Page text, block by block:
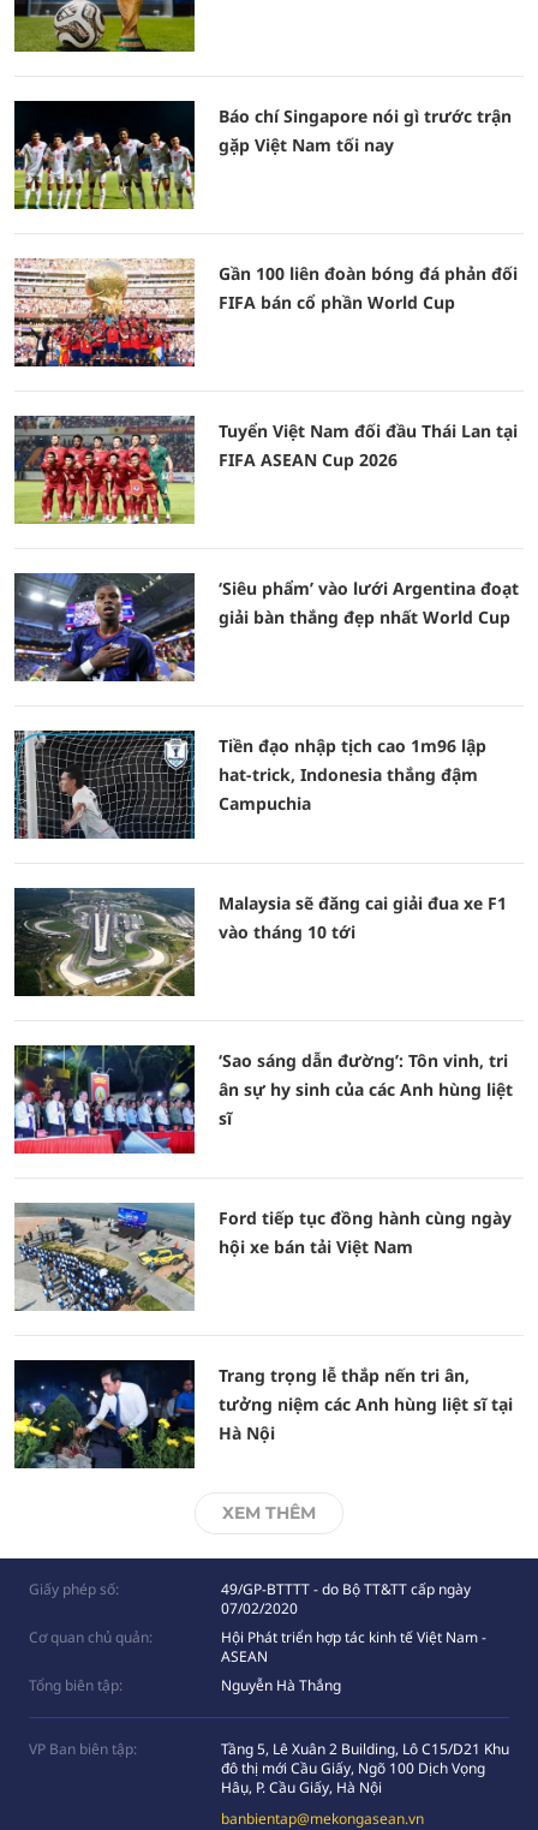
Báo chí Singapore nói gì trước trận
gặp Việt Nam tối nay
Gần 100 liên đoàn bóng đá phản đối
FIFA bán cổ phần World Cup
Tuyển Việt Nam đối đầu Thái Lan tại
FIFA ASEAN Cup 2026
‘Siêu phẩm’ vào lưới Argentina đoạt
giải bàn thắng đẹp nhất World Cup
Tiền đạo nhập tịch cao 1m96 lập
hat-trick, Indonesia thắng đậm
Campuchia
Malaysia sẽ đăng cai giải đua xe F1
vào tháng 10 tới
‘Sao sáng dẫn đường’: Tôn vinh, tri
ân sự hy sinh của các Anh hùng liệt
sĩ
Ford tiếp tục đồng hành cùng ngày
hội xe bán tải Việt Nam
Trang trọng lễ thắp nến tri ân,
tưởng niệm các Anh hùng liệt sĩ tại
Hà Nội
XEM THÊM
Giấy phép số:
49/GP-BTTTT - do Bộ TT&TT cấp ngày
07/02/2020
Cơ quan chủ quản:
Hội Phát triển hợp tác kinh tế Việt Nam -
ASEAN
Tổng biên tập:
Nguyễn Hà Thắng
VP Ban biên tập:
Tầng 5, Lê Xuân 2 Building, Lô C15/D21 Khu
đô thị mới Cầu Giấy, Ngõ 100 Dịch Vọng
Hâụ, P. Cầu Giấy, Hà Nội
banbientap@mekongasean.vn